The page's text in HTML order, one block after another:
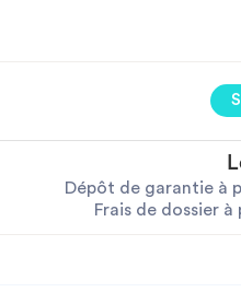
Dépôt de garantie à
Frais de dossier à